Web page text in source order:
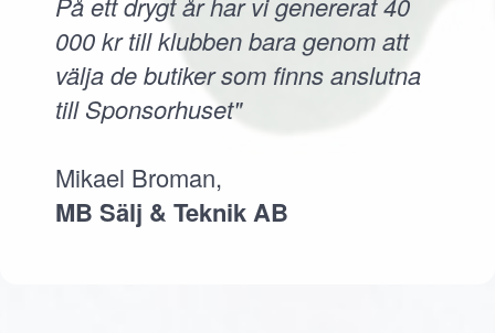
000 kr till klubben bara genom att
välja de butiker som finns anslutna
till Sponsorhuset"
Mikael Broman,
MB Sälj & Teknik AB